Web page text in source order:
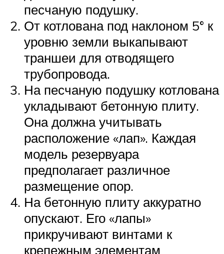
песчаную подушку.
От котлована под наклоном 5° к
уровню земли выкапывают
траншеи для отводящего
трубопровода.
На песчаную подушку котлована
укладывают бетонную плиту.
Она должна учитывать
расположение «лап». Каждая
модель резервуара
предполагает различное
размещение опор.
На бетонную плиту аккуратно
опускают. Его «лапы»
прикручивают винтами к
крепежным элементам